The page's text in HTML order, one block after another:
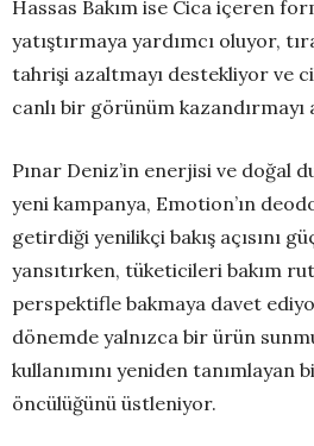
Hassas Bakım ise Cica içeren
yatıştırmaya yardımcı oluyor,
tahrişi azaltmayı destekliyor ve
canlı bir görünüm kazandırmayı
Pınar Deniz’in enerjisi ve doğal
yeni kampanya, Emotion’ın
getirdiği yenilikçi bakış açısını
yansıtırken, tüketicileri bakım
perspektifle bakmaya davet
dönemde yalnızca bir ürün
kullanımını yeniden tanımlayan
öncülüğünü üstleniyor.